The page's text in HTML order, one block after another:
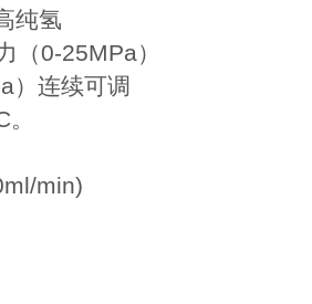
纯氢
0-25MPa）
连续可调
min)